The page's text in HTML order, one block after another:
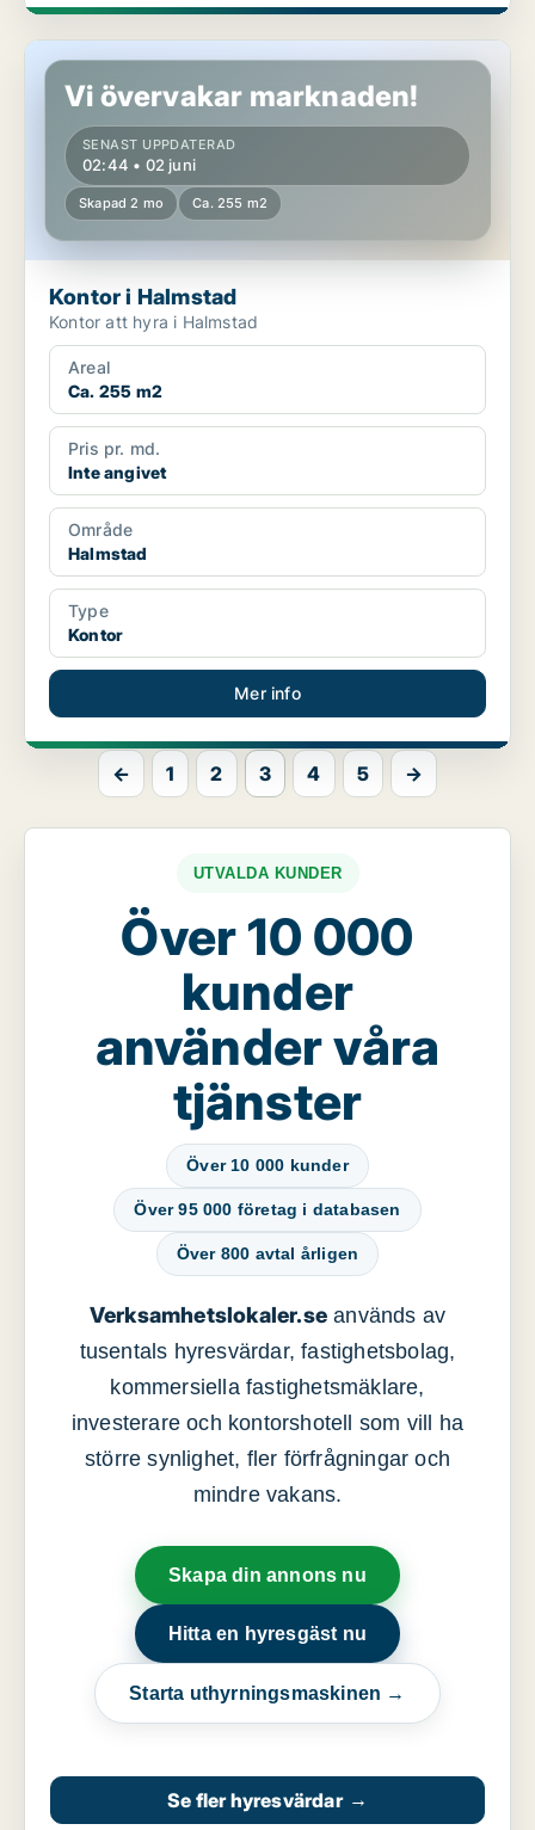
Kontor i Halmstad
Vi övervakar marknaden!
SENAST UPPDATERAD
02:44 • 02 juni
Skapad 2 mo Ca. 255 m2
Kontor i Halmstad
Kontor att hyra i Halmstad
Areal
Ca. 255 m2
Pris pr. md.
Inte angivet
Område
Halmstad
Type
Kontor
Mer info
← 1 2 3 4 5 →
UTVALDA KUNDER
Över 10 000
kunder
använder våra
tjänster
Över 10 000 kunder
Över 95 000 företag i databasen
Över 800 avtal årligen
Verksamhetslokaler.se används av
tusentals hyresvärdar, fastighetsbolag,
kommersiella fastighetsmäklare,
investerare och kontorshotell som vill ha
större synlighet, fler förfrågningar och
mindre vakans.
Skapa din annons nu
Hitta en hyresgäst nu
Starta uthyrningsmaskinen →
Se fler hyresvärdar →